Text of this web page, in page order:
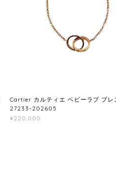
Cartier カルティエ ベビーラブ ブレ
27233-202605
¥220,000